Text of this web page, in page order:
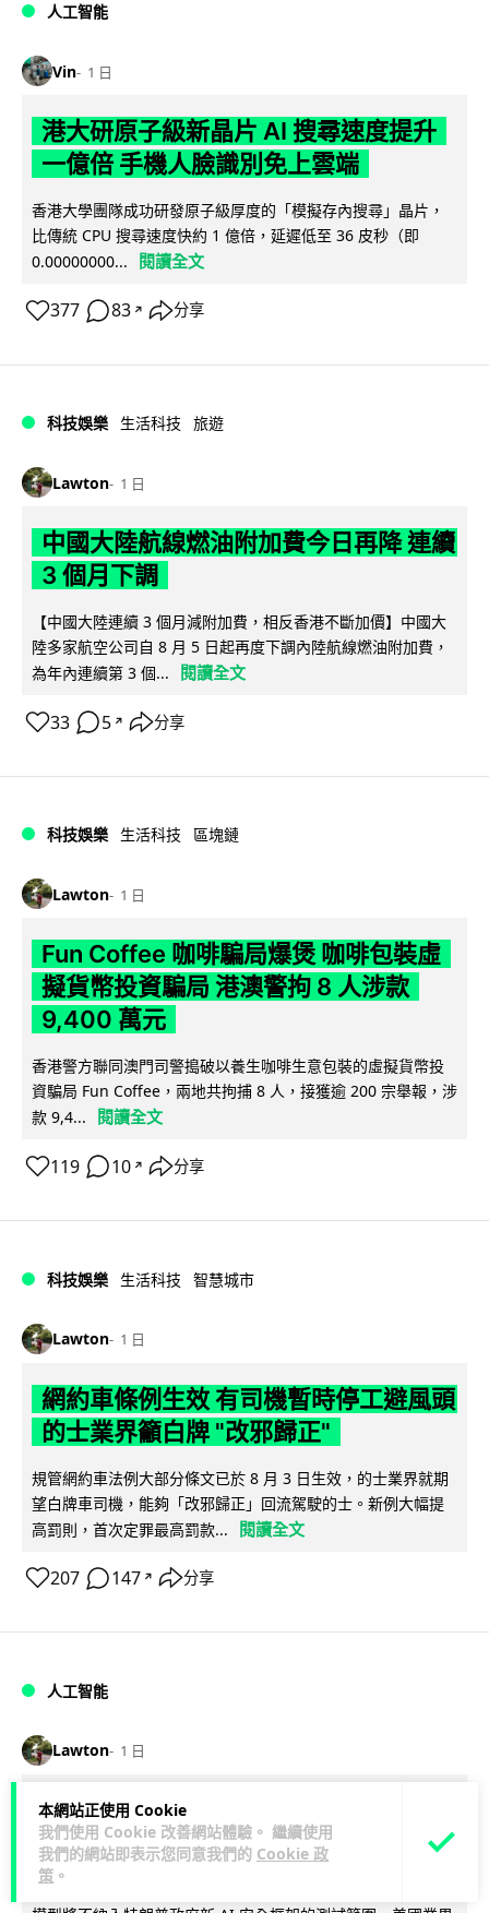
本網站正使用 Cookie
我們使用 Cookie 改善網站體驗。 繼續使用
我們的網站即表示您同意我們的 Cookie 政
策 。
人工智能
Vin 1 日
港大研原子級新晶片 AI 搜尋速度提升
一億倍 手機人臉識別免上雲端
香港大學團隊成功研發原子級厚度的「模擬存內搜尋」晶片，
比傳統 CPU 搜尋速度快約 1 億倍，延遲低至 36 皮秒（即
0.00000000...
閱讀全文
377 83 ↗ 分享
科技娛樂 生活科技 旅遊
Lawton 1 日
中國大陸航線燃油附加費今日再降 連續
3 個月下調
【中國大陸連續 3 個月減附加費，相反香港不斷加價】中國大
陸多家航空公司自 8 月 5 日起再度下調內陸航線燃油附加費，
為年內連續第 3 個...
閱讀全文
33 5 ↗ 分享
科技娛樂 生活科技 區塊鏈
Lawton 1 日
Fun Coffee 咖啡騙局爆煲 咖啡包裝虛
擬貨幣投資騙局 港澳警拘 8 人涉款
9,400 萬元
香港警方聯同澳門司警搗破以養生咖啡生意包裝的虛擬貨幣投
資騙局 Fun Coffee，兩地共拘捕 8 人，接獲逾 200 宗舉報，涉
款 9,4...
閱讀全文
119 10 ↗ 分享
科技娛樂 生活科技 智慧城市
Lawton 1 日
網約車條例生效 有司機暫時停工避風頭
的士業界籲白牌 "改邪歸正"
規管網約車法例大部分條文已於 8 月 3 日生效，的士業界就期
望白牌車司機，能夠「改邪歸正」回流駕駛的士。新例大幅提
高罰則，首次定罪最高罰款...
閱讀全文
207 147 ↗ 分享
人工智能
Lawton 1 日
白宮拒測中國開放 AI 模型 業界質疑安
全框架選擇性執行
彭博社報道，白宮通知美國頂尖 AI 公司，中國開發的開放權重